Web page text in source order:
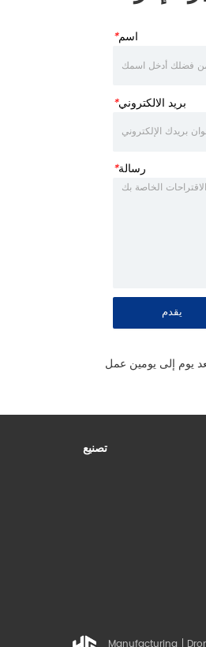
*اسم
*بريد الالكتروني
*رسالة
يقدم
يوم إلى يومين عمل
تصنيع